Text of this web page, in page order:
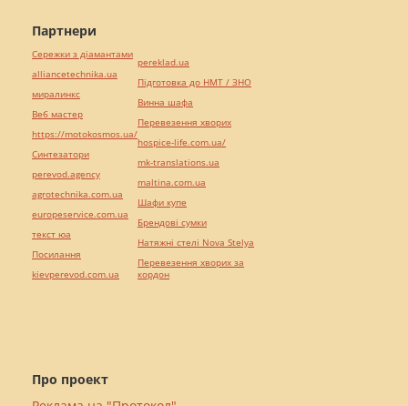
Про проект
Партнери
Сережки з діамантами
alliancetechnika.ua
миралинкс
Веб мастер
https://motokosmos.ua/
Синтезатори
perevod.agency
agrotechnika.com.ua
europeservice.com.ua
текст юа
Посилання
kievperevod.com.ua
pereklad.ua
Підготовка до НМТ / ЗНО
Винна шафа
Перевезення хворих
hospice-life.com.ua/
mk-translations.ua
maltina.com.ua
Шафи купе
Брендові сумки
Натяжні стелі Nova Stelya
Перевезення хворих за
кордон